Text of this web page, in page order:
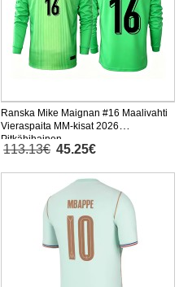
Ranska Mike Maignan #16 Maalivahti
Vieraspaita MM-kisat 2026
Pitkähihainen
113.13€ 45.25€